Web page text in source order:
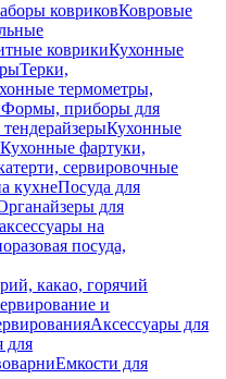
ковриковКовровые
коврикиКухонные
Терки,
термометры,
Формы, приборы для
Кухонные
Кухонные фартуки,
сервировочные
кухнеПосуда для
для
на
посуда,
какао, горячий
и
Аксессуары для
для
Емкости для